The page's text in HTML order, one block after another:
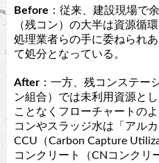
Before ：従来、建設現場で
（残コン）の大半は資源循
処理業者らの手に委ねられ
て処分となっている。
After ：一方、残コンステー
ン組合）では未利用資源と
ことなくフローチャートの
コンやスラッジ水は「アル
CCU（Carbon Capture
コンクリート（CNコンクリ